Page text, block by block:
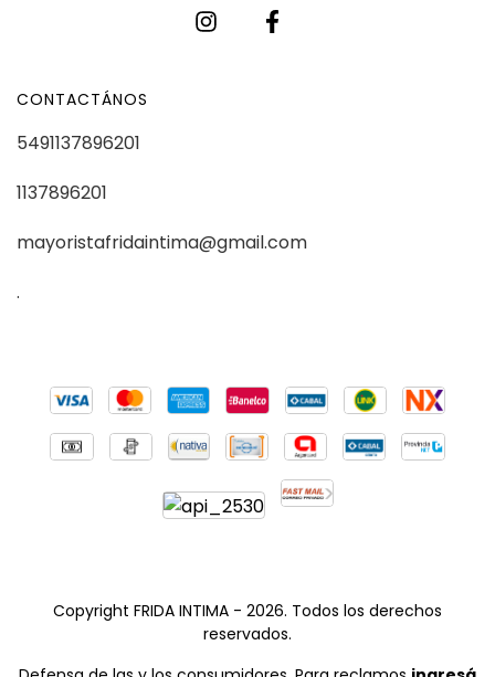
CONTACTÁNOS
5491137896201
1137896201
mayoristafridaintima@gmail.com
.
Copyright FRIDA INTIMA - 2026. Todos los derechos
reservados.